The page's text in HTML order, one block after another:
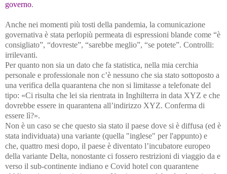
governo.
Anche nei momenti più tosti della pandemia, la comunicazione
governativa è stata perlopiù permeata di espressioni blande come “è
consigliato”, “dovreste”, “sarebbe meglio”, “se potete”. Controlli:
irrilevanti.
Per quanto non sia un dato che fa statistica, nella mia cerchia
personale e professionale non c’è nessuno che sia stato sottoposto a
una verifica della quarantena che non si limitasse a telefonate del
tipo: «Ci risulta che lei sia rientrata in Inghilterra in data XYZ e che
dovrebbe essere in quarantena all’indirizzo XYZ. Conferma di
essere lì?».
Non è un caso se che questo sia stato il paese dove si è diffusa (ed è
stata individuata) una variante (quella "inglese" per l'appunto) e
che, quattro mesi dopo, il paese è diventato l’incubatore europeo
della variante Delta, nonostante ci fossero restrizioni di viaggio da e
verso il sub-continente indiano e Covid hotel con quarantene